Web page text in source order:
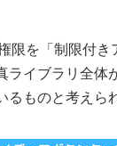
限を「制限付
ライブラリ全体
るものと考えら